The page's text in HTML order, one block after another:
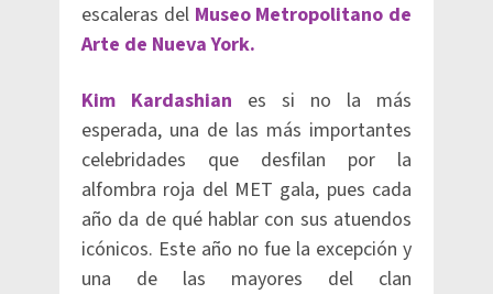
escaleras delMuseo Metropolitano de
Arte de Nueva York.
Kim Kardashian es si no la más
esperada, una de las más importantes
celebridades que desfilan por la
alfombra roja del MET gala, pues cada
año da de qué hablar con sus atuendos
icónicos. Este año no fue la excepción y
una de las mayores del clan